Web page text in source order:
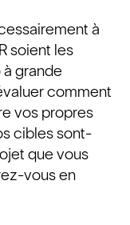
à
soient les
grande
comment
vos propres
cibles sont-
que vous
vous en